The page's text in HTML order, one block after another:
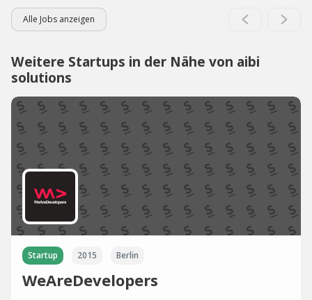
Alle Jobs anzeigen
Weitere Startups in der Nähe von aibi
solutions
Startup 2015 Berlin
WeAreDevelopers